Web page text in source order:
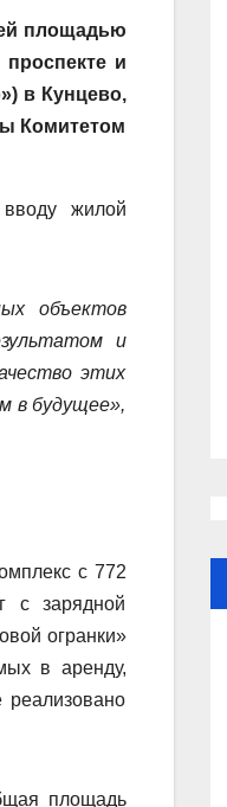
площадью
и
в Кунцево,
Комитетом
жилой
объектов
и
этих
в будущее»,
с 772
с зарядной
огранки»
в аренду,
площадь